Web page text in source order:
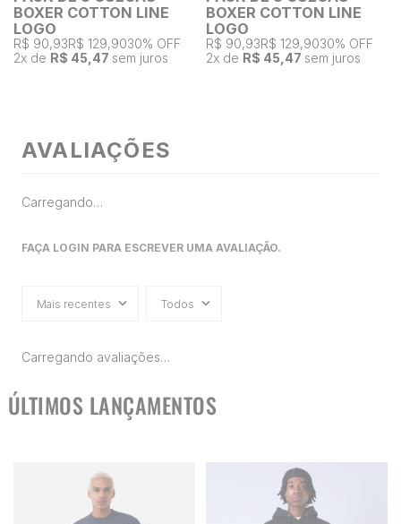
BOXER COTTON LINE
LOGO
R$ 90,93R$ 129,9030% OFF
2x de R$ 45,47 sem juros
BOXER COTTON LINE
LOGO
R$ 90,93R$ 129,9030% OFF
2x de R$ 45,47 sem juros
AVALIAÇÕES
Carregando…
FAÇA LOGIN PARA ESCREVER UMA AVALIAÇÃO.
Mais recentes Todos
Carregando avaliações…
ÚLTIMOS LANÇAMENTOS